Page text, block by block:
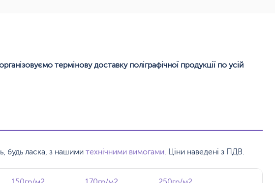
термінову доставку поліграфічної продукції по усій
будь ласка, з нашими технічними вимогами. Ціни наведені з ПДВ.